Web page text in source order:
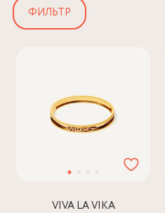
ФИЛЬТР
VIVA LA VIKA